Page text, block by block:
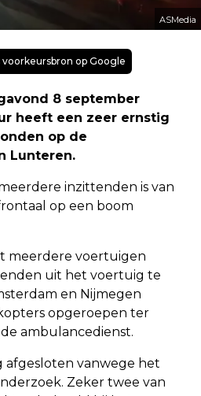
ASMedia
voorkeursbron op Google
8 september
heeft een zeer ernstig
op de
Lunteren.
inzittenden is van
op een boom
meerdere voertuigen
uit het voertuig te
en Nijmegen
opgeroepen ter
ambulancedienst.
afgesloten vanwege het
Zeker twee van